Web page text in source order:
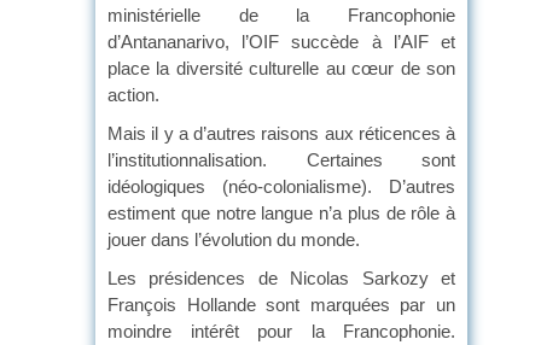
ministérielle de la Francophonie
d’Antananarivo, l’OIF succède à l’AIF et
place la diversité culturelle au cœur de son
action.
Mais il y a d’autres raisons aux réticences à
l’institutionnalisation. Certaines sont
idéologiques (néo-colonialisme). D’autres
estiment que notre langue n’a plus de rôle à
jouer dans l’évolution du monde.
Les présidences de Nicolas Sarkozy et
François Hollande sont marquées par un
moindre intérêt pour la Francophonie.